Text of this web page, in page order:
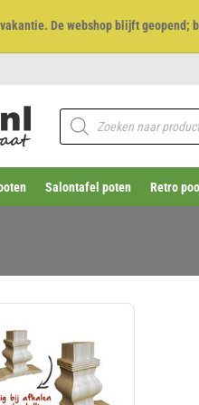
De webshop blijft
Producten
zoeken
Salontafel poten Retro